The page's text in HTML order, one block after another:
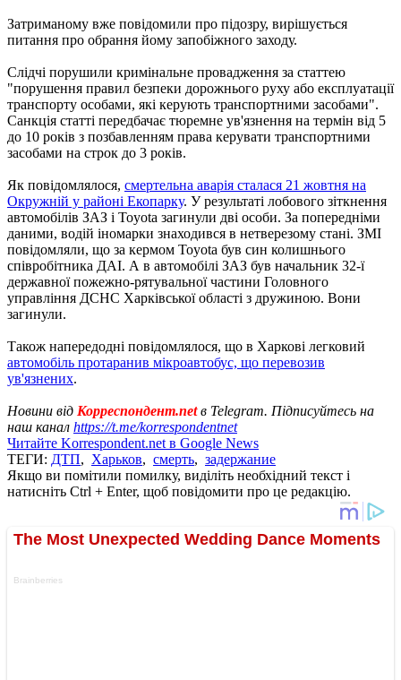
Затриманому вже повідомили про підозру, вирішується
питання про обрання йому запобіжного заходу.
Слідчі порушили кримінальне провадження за статтею
"порушення правил безпеки дорожнього руху або експлуатації
транспорту особами, які керують транспортними засобами".
Санкція статті передбачає тюремне ув'язнення на термін від 5
до 10 років з позбавленням права керувати транспортними
засобами на строк до 3 років.
Як повідомлялося, смертельна аварія сталася 21 жовтня на
Окружній у районі Екопарку. У результаті лобового зіткнення
автомобілів ЗАЗ і Toyota загинули дві особи. За попередніми
даними, водій іномарки знаходився в нетверезому стані. ЗМІ
повідомляли, що за кермом Toyota був син колишнього
співробітника ДАІ. А в автомобілі ЗАЗ був начальник 32-ї
державної пожежно-рятувальної частини Головного
управління ДСНС Харківської області з дружиною. Вони
загинули.
Також напередодні повідомлялося, що в Харкові легковий
автомобіль протаранив мікроавтобус, що перевозив
ув'язнених.
Новини від Корреспондент.netв Telegram. Підписуйтесь на
наш канал https://t.me/korrespondentnet
Читайте Korrespondent.net в Google News
ТЕГИ: ДТП, Харьков, смерть, задержание
Якщо ви помітили помилку, виділіть необхідний текст і
натисніть Ctrl + Enter, щоб повідомити про це редакцію.